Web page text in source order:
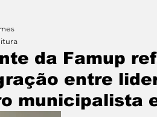
da Famup
entre
municipalista